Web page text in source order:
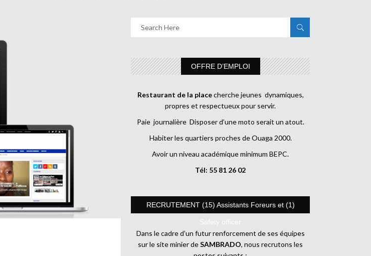
OFFRE D’EMPLOI
Restaurant de la placecherche jeunes dynamiques,
propres et respectueux pour servir.
Paie journalière Disposer d’une moto serait un atout.
Habiter les quartiers proches de Ouaga 2000.
Avoir un niveau académique minimum BEPC.
Tél: 55 81 26 02
RECRUTEMENT (15) Assistants Foreurs et (1)
Safety officer
Dans le cadre d’un futur renforcement de ses équipes
sur le site minier deSAMBRADO, nous recrutons les